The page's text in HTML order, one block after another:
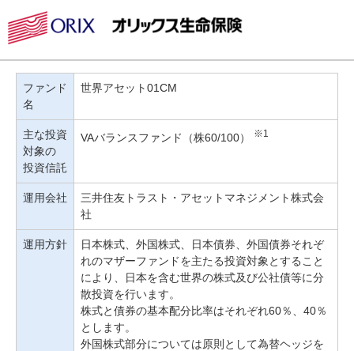
ファンド
名
世界アセット01CM
主な投資
対象の
投資信託
VAバランスファンド（株60/100） ※1
運用会社
三井住友トラスト・アセットマネジメント株式会
社
運用方針
日本株式、外国株式、日本債券、外国債券それぞ
れのマザーファンドを主たる投資対象とすること
により、日本を含む世界の株式及び公社債等に分
散投資を行います。
株式と債券の基本配分比率はそれぞれ60％、40％
とします。
外国株式部分については原則として為替ヘッジを